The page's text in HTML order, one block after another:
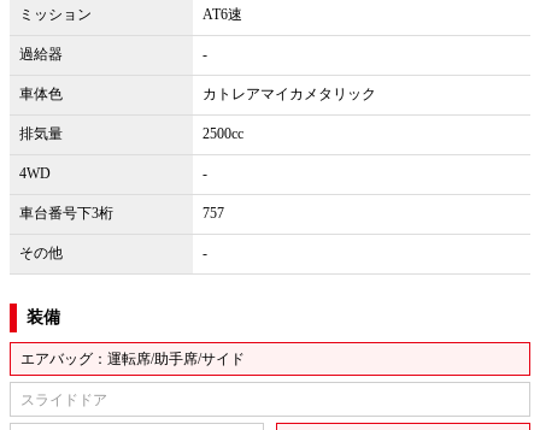
ミッション AT6速
過給器 -
車体色 カトレアマイカメタリック
排気量 2500cc
4WD -
車台番号下3桁 757
その他 -
装備
エアバッグ：運転席/助手席/サイド
スライドドア